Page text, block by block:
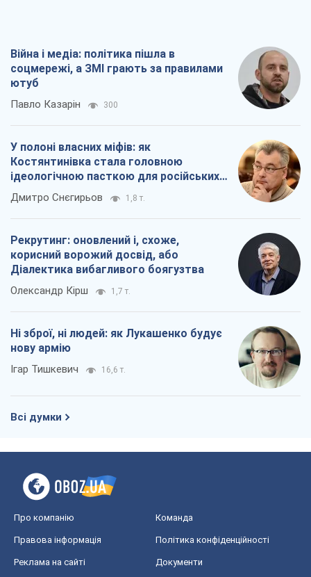
Війна і медіа: політика пішла в
соцмережі, а ЗМІ грають за правилами
ютуб
Павло Казарін 300
У полоні власних міфів: як
Костянтинівка стала головною
ідеологічною пасткою для російських
окупантів
Дмитро Снєгирьов 1,8 т.
Рекрутинг: оновлений і, схоже,
корисний ворожий досвід, або
Діалектика вибагливого боягузтва
Олександр Кірш 1,7 т.
Ні зброї, ні людей: як Лукашенко будує
нову армію
Ігар Тишкевич 16,6 т.
Всі думки
Про компанію Команда
Правова інформація Політика конфіденційності
Реклама на сайті Документи